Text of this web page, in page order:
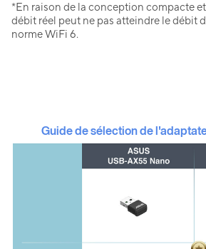
*En raison de la conception compacte
débit réel peut ne pas atteindre le débit
norme WiFi 6.
Guide de sélection de